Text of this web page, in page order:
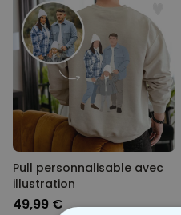
Pull personnalisable avec
illustration
49,99 €